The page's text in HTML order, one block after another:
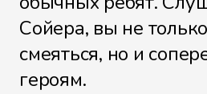
Файл 10
Сойера, вы не
смеяться, но и
героям.